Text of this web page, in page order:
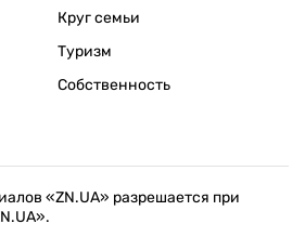
Круг семьи
Туризм
Собственность
«ZN.UA» разрешается при